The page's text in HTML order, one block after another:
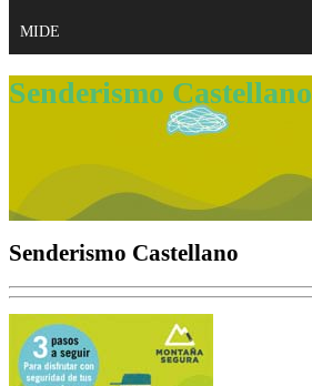
MIDE
Senderismo Castellano
Senderismo Castellano